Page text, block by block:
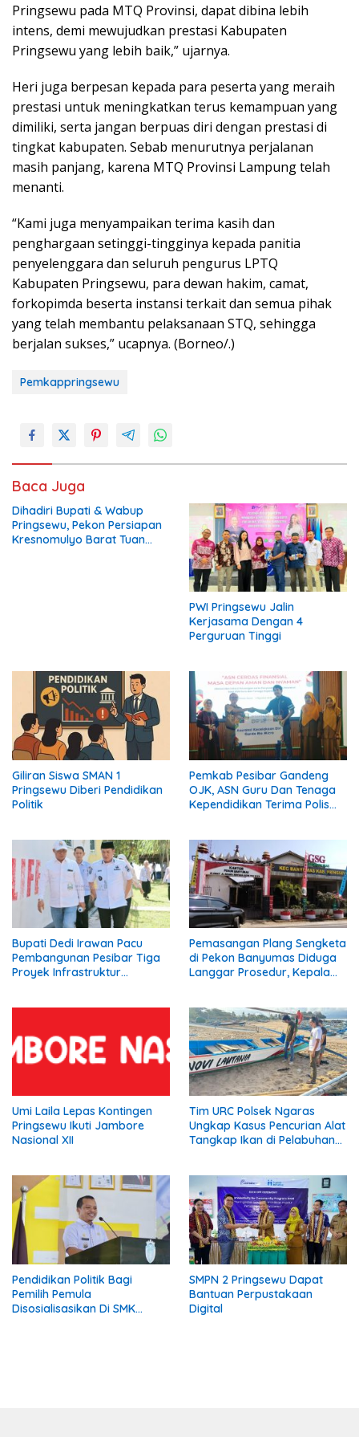
Pringsewu pada MTQ Provinsi, dapat dibina lebih
intens, demi mewujudkan prestasi Kabupaten
Pringsewu yang lebih baik,” ujarnya.
Heri juga berpesan kepada para peserta yang meraih
prestasi untuk meningkatkan terus kemampuan yang
dimiliki, serta jangan berpuas diri dengan prestasi di
tingkat kabupaten. Sebab menurutnya perjalanan
masih panjang, karena MTQ Provinsi Lampung telah
menanti.
“Kami juga menyampaikan terima kasih dan
penghargaan setinggi-tingginya kepada panitia
penyelenggara dan seluruh pengurus LPTQ
Kabupaten Pringsewu, para dewan hakim, camat,
forkopimda beserta instansi terkait dan semua pihak
yang telah membantu pelaksanaan STQ, sehingga
berjalan sukses,” ucapnya. (Borneo/.)
Pemkappringsewu
Baca Juga
Dihadiri Bupati & Wabup
Pringsewu, Pekon Persiapan
Kresnomulyo Barat Tuan
PWI Pringsewu Jalin
Kerjasama Dengan 4
Perguruan Tinggi
Giliran Siswa SMAN 1
Pringsewu Diberi Pendidikan
Politik
Pemkab Pesibar Gandeng
OJK, ASN Guru Dan Tenaga
Kependidikan Terima Polis
Bupati Dedi Irawan Pacu
Pembangunan Pesibar Tiga
Proyek Infrastruktur
Pemasangan Plang Sengketa
di Pekon Banyumas Diduga
Langgar Prosedur, Kepala
Umi Laila Lepas Kontingen
Pringsewu Ikuti Jambore
Nasional XII
Tim URC Polsek Ngaras
Ungkap Kasus Pencurian Alat
Tangkap Ikan di Pelabuhan
Pendidikan Politik Bagi
Pemilih Pemula
Disosialisasikan Di SMK
SMPN 2 Pringsewu Dapat
Bantuan Perpustakaan
Digital